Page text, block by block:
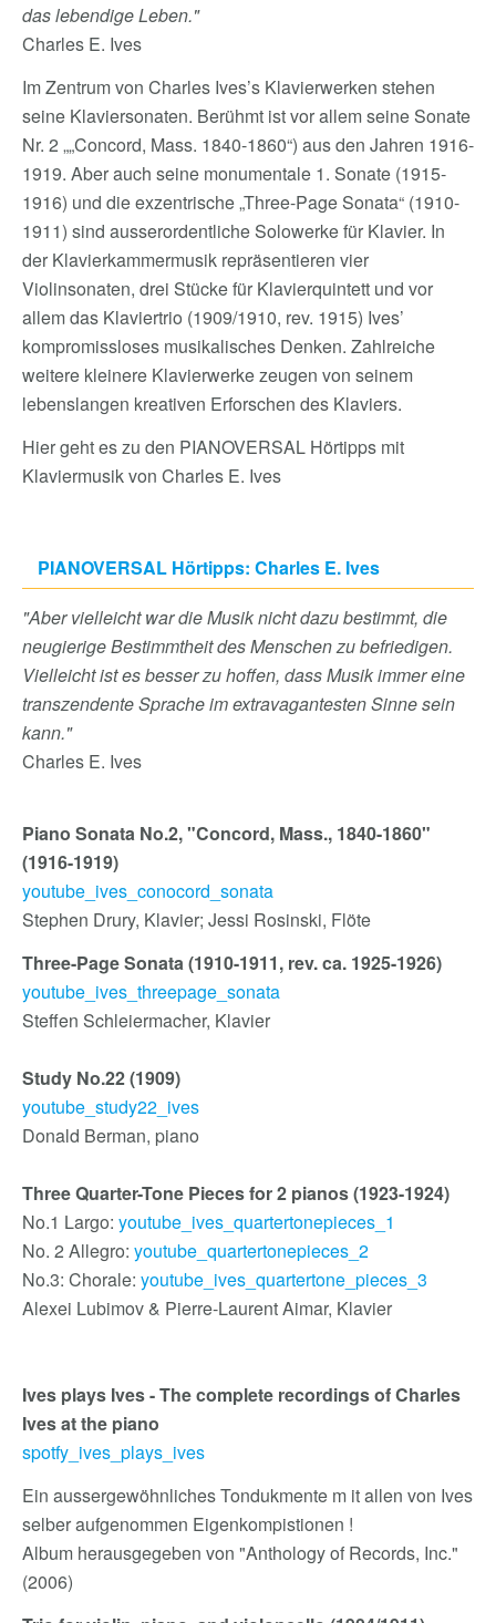
das lebendige Leben."
Charles E. Ives
Im Zentrum von Charles Ives’s Klavierwerken stehen
seine Klaviersonaten. Berühmt ist vor allem seine Sonate
Nr. 2 „„Concord, Mass. 1840-1860“) aus den Jahren 1916-
1919. Aber auch seine monumentale 1. Sonate (1915-
1916) und die exzentrische „Three-Page Sonata“ (1910-
1911) sind ausserordentliche Solowerke für Klavier. In
der Klavierkammermusik repräsentieren vier
Violinsonaten, drei Stücke für Klavierquintett und vor
allem das Klaviertrio (1909/1910, rev. 1915) Ives’
kompromissloses musikalisches Denken. Zahlreiche
weitere kleinere Klavierwerke zeugen von seinem
lebenslangen kreativen Erforschen des Klaviers.
Hier geht es zu den PIANOVERSAL Hörtipps mit
Klaviermusik von Charles E. Ives
PIANOVERSAL Hörtipps: Charles E. Ives
"Aber vielleicht war die Musik nicht dazu bestimmt, die
neugierige Bestimmtheit des Menschen zu befriedigen.
Vielleicht ist es besser zu hoffen, dass Musik immer eine
transzendente Sprache im extravagantesten Sinne sein
kann."
Charles E. Ives
Piano Sonata No.2, "Concord, Mass., 1840-1860"
(1916-1919)
youtube_ives_conocord_sonata
Stephen Drury, Klavier; Jessi Rosinski, Flöte
Three-Page Sonata (1910-1911, rev. ca. 1925-1926)
youtube_ives_threepage_sonata
Steffen Schleiermacher, Klavier
Study No.22 (1909)
youtube_study22_ives
Donald Berman, piano
Three Quarter-Tone Pieces for 2 pianos (1923-1924)
No.1 Largo: youtube_ives_quartertonepieces_1
No. 2 Allegro: youtube_quartertonepieces_2
No.3: Chorale: youtube_ives_quartertone_pieces_3
Alexei Lubimov & Pierre-Laurent Aimar, Klavier
Ives plays Ives - The complete recordings of Charles
Ives at the piano
spotfy_ives_plays_ives
Ein aussergewöhnliches Tondukmente m it allen von Ives
selber aufgenommen Eigenkompistionen !
Album herausgegeben von "Anthology of Records, Inc."
(2006)